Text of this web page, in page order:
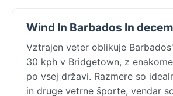
Wind In Barbados In
Vztrajen veter oblikuje
30 kph v Bridgetown, z
po vsej državi. Razmere so
in druge vetrne športe, vendar